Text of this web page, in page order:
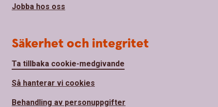
Jobba hos oss
Säkerhet och integritet
Ta tillbaka cookie-medgivande
Så hanterar vi cookies
Behandling av personuppgifter